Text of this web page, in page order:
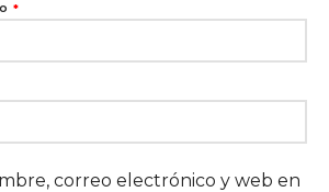
*
correo electrónico y web en